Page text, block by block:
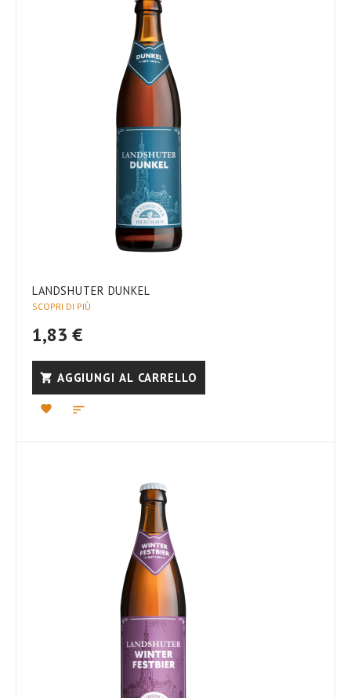
LANDSHUTER DUNKEL
SCOPRI DI PIÙ
1,83 €
AGGIUNGI AL CARRELLO